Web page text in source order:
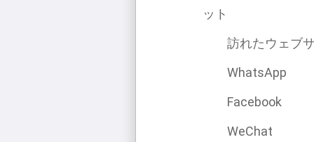
ット
訪れたウェブ
WhatsApp
Facebook
WeChat